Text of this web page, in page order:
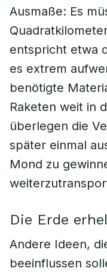
Ausmaße: Es
entspricht etwa
es extrem
benötigte
Raketen weit in
überlegen die
später einmal
Mond zu
Die Erde
Andere Ideen,
beeinflussen